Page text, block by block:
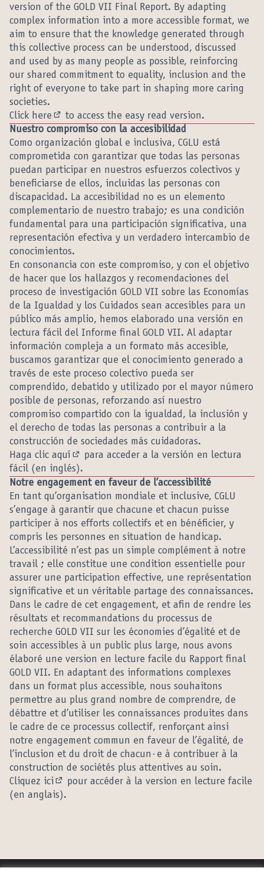
version of the GOLD VII Final Report. By adapting
complex information into a more accessible format, we
aim to ensure that the knowledge generated through
this collective process can be understood, discussed
and used by as many people as possible, reinforcing
our shared commitment to equality, inclusion and the
right of everyone to take part in shaping more caring
societies.
Click here
(Opens in new tab)
to access the easy read version.
Nuestro compromiso con la accesibilidad
Como organización global e inclusiva, CGLU está
comprometida con garantizar que todas las personas
puedan participar en nuestros esfuerzos colectivos y
beneficiarse de ellos, incluidas las personas con
discapacidad. La accesibilidad no es un elemento
complementario de nuestro trabajo; es una condición
fundamental para una participación significativa, una
representación efectiva y un verdadero intercambio de
conocimientos.
En consonancia con este compromiso, y con el objetivo
de hacer que los hallazgos y recomendaciones del
proceso de investigación GOLD VII sobre las Economías
de la Igualdad y los Cuidados sean accesibles para un
público más amplio, hemos elaborado una versión en
lectura fácil del Informe final GOLD VII. Al adaptar
información compleja a un formato más accesible,
buscamos garantizar que el conocimiento generado a
través de este proceso colectivo pueda ser
comprendido, debatido y utilizado por el mayor número
posible de personas, reforzando así nuestro
compromiso compartido con la igualdad, la inclusión y
el derecho de todas las personas a contribuir a la
construcción de sociedades más cuidadoras.
Haga clic aquí
(External link)
para acceder a la versión en lectura
fácil (en inglés).
Notre engagement en faveur de l’accessibilité
En tant qu’organisation mondiale et inclusive, CGLU
s’engage à garantir que chacune et chacun puisse
participer à nos efforts collectifs et en bénéficier, y
compris les personnes en situation de handicap.
L’accessibilité n’est pas un simple complément à notre
travail ; elle constitue une condition essentielle pour
assurer une participation effective, une représentation
significative et un véritable partage des connaissances.
Dans le cadre de cet engagement, et afin de rendre les
résultats et recommandations du processus de
recherche GOLD VII sur les économies d’égalité et de
soin accessibles à un public plus large, nous avons
élaboré une version en lecture facile du Rapport final
GOLD VII. En adaptant des informations complexes
dans un format plus accessible, nous souhaitons
permettre au plus grand nombre de comprendre, de
débattre et d’utiliser les connaissances produites dans
le cadre de ce processus collectif, renforçant ainsi
notre engagement commun en faveur de l’égalité, de
l’inclusion et du droit de chacun·e à contribuer à la
construction de sociétés plus attentives au soin.
Cliquez ici
(External link)
pour accéder à la version en lecture facile
(en anglais).